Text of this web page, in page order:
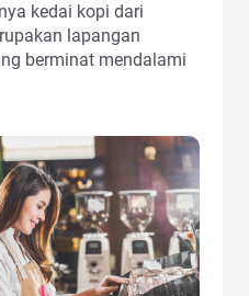
kedai kopi dari
lapangan
berminat mendalami